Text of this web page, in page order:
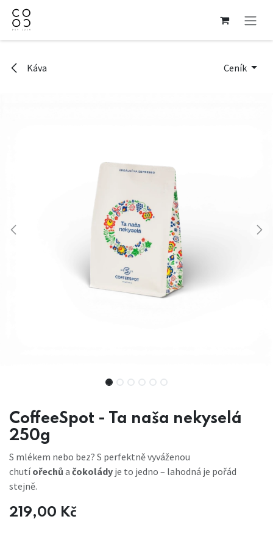
Přejít na obsah
Káva Ceník
CoffeeSpot - Ta naša nekyselá
250g
S mlékem nebo bez? S perfektně vyváženou
chutíořechů a čokolády je to jedno – lahodná je pořád
stejně.
219,00 Kč